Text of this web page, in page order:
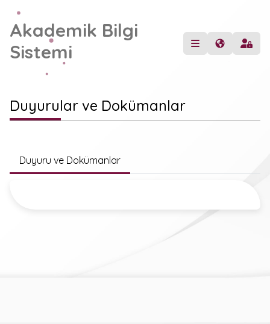
Akademik Bilgi
Sistemi
Duyurular ve Dokümanlar
Duyuru ve Dokümanlar